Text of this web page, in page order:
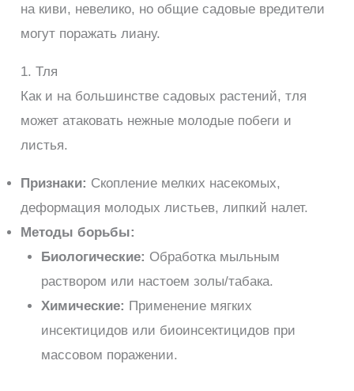
на киви, невелико, но общие садовые вредители
могут поражать лиану.
1. Тля
Как и на большинстве садовых растений, тля
может атаковать нежные молодые побеги и
листья.
Признаки: Скопление мелких насекомых,
деформация молодых листьев, липкий налет.
Методы борьбы:
Биологические: Обработка мыльным
раствором или настоем золы/табака.
Химические: Применение мягких
инсектицидов или биоинсектицидов при
массовом поражении.